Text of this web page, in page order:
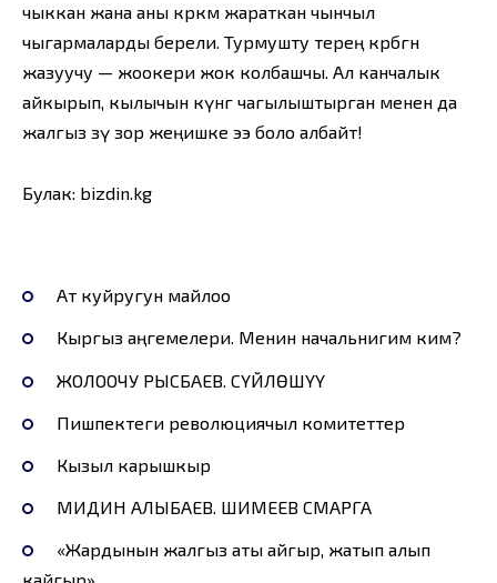
чыккан жана аны көркөм жараткан чынчыл
чыгармаларды берели. Турмушту терең көрбөгөн
жазуучу — жоокери жок колбашчы. Ал канчалык
айкырып, кылычын күнгө чагылыштырган менен да
жалгыз өзү зор жеңишке ээ боло албайт!
Булак: bizdin.kg
Ат куйругун майлоо
Кыргыз аңгемелери. Менин начальнигим ким?
ЖОЛООЧУ РЫСБАЕВ. СҮЙЛӨШҮҮ
Пишпектеги революциячыл комитеттер
Кызыл карышкыр
МИДИН АЛЫБАЕВ. ШИМЕЕВ СМАРГА
«Жардынын жалгыз аты айгыр, жатып алып